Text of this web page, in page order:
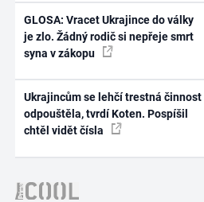
GLOSA: Vracet Ukrajince do války
je zlo. Žádný rodič si nepřeje smrt
syna v zákopu
Ukrajincům se lehčí trestná činnost
odpouštěla, tvrdí Koten. Pospíšil
chtěl vidět čísla